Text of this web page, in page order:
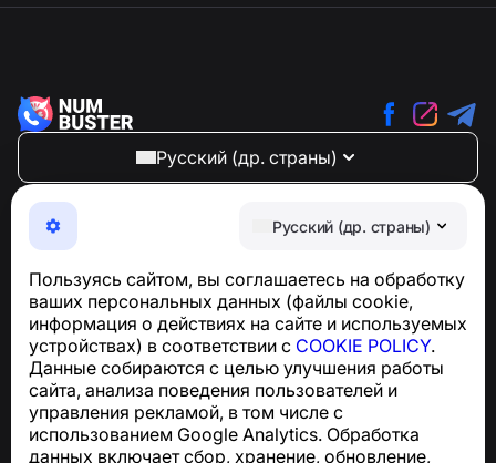
Русский (др. страны)
Пользуясь сайтом, вы соглашаетесь на обработку
ваших персональных данных (файлы cookie,
информация о действиях на сайте и используемых
устройствах) в соответствии с COOKIE POLICY.
Данные собираются с целью улучшения работы
сайта, анализа поведения пользователей и
управления рекламой, в том числе с
использованием Google Analytics. Обработка
данных включает сбор, хранение, обновление,
Русский (др. страны)
NumBuster © 2013—2026 ·
Максимально удобное приложение для защиты от
телефонных мошенников, спама и нежелательных
Для запросов по соблюдению GDPR:
support@numbuster.com
Центр поддержки
Новости и статьи
О проекте
Контакты